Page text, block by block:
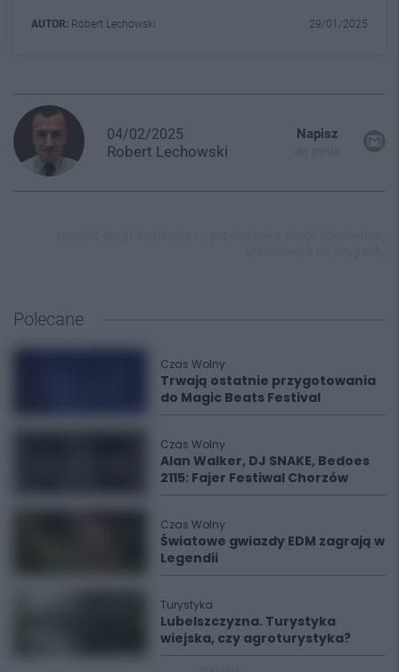
AUTOR: Robert Lechowski 29/01/2025
04/02/2025
Robert Lechowski
Napisz
Polecane
Czas Wolny
Trwają ostatnie przygotowania
do Magic Beats Festival
Czas Wolny
Alan Walker, DJ SNAKE, Bedoes
2115: Fajer Festiwal Chorzów
Czas Wolny
Światowe gwiazdy EDM zagrają w
Legendii
Turystyka
Lubelszczyzna. Turystyka
wiejska, czy agroturystyka?